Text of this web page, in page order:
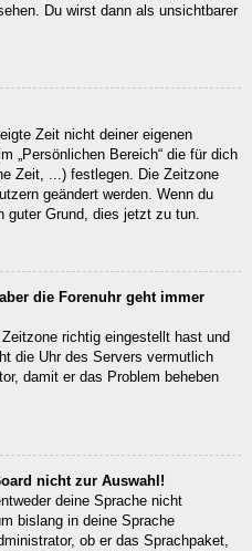
Du wirst dann als unsichtbarer
Zeit nicht deiner eigenen
„Persönlichen Bereich“ die für dich
Zeit, ...) festlegen. Die Zeitzone
geändert werden. Wenn du
Grund, dies jetzt zu tun.
die Forenuhr geht immer
richtig eingestellt hast und
die Uhr des Servers vermutlich
damit er das Problem beheben
nicht zur Auswahl!
deine Sprache nicht
bislang in deine Sprache
ob er das Sprachpaket,